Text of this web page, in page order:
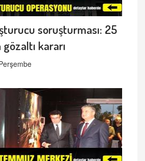
soruşturması: 25
kararı